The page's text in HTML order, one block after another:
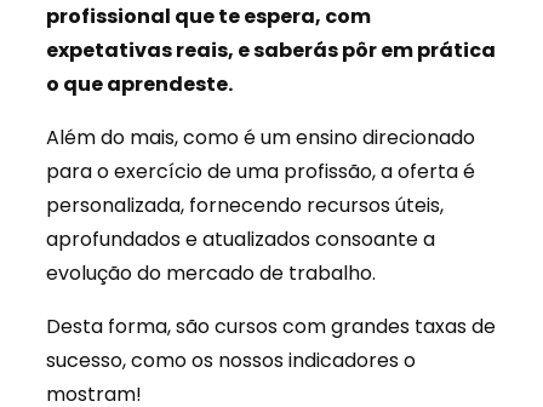
profissional que te espera, com
expetativas reais, e saberás pôr em prática
o que aprendeste.
Além do mais, como é um ensino direcionado
para o exercício de uma profissão, a oferta é
personalizada, fornecendo recursos úteis,
aprofundados e atualizados consoante a
evolução do mercado de trabalho.
Desta forma, são cursos com grandes taxas de
sucesso, como os nossos indicadores o
mostram!